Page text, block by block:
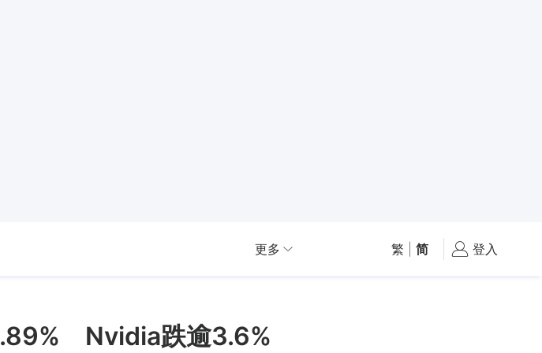
更多 繁 简 登入
Nvidia跌逾3.6%